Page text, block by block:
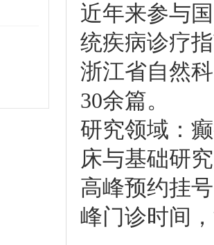
近年来参与
统疾病诊疗
浙江省自然
30余篇。
研究领域：
床与基础研
高峰预约挂
峰门诊时间